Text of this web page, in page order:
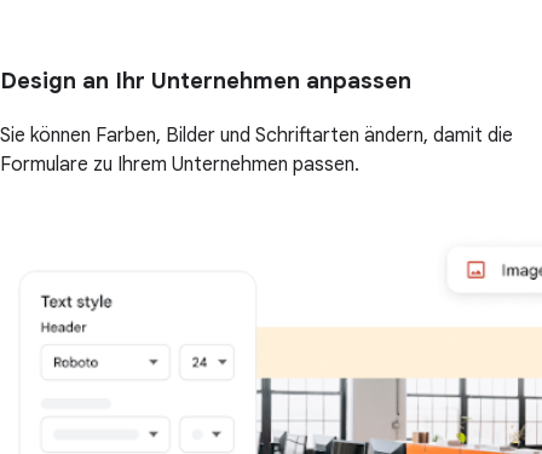
Design an Ihr Unternehmen anpassen
Sie können Farben, Bilder und Schriftarten ändern, damit die
Formulare zu Ihrem Unternehmen passen.